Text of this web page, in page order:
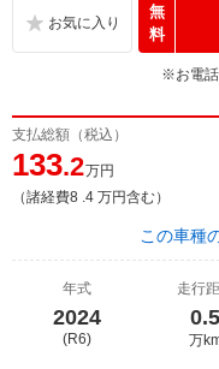
無
料
※お電話
支払総額（税込）
133.2万円
（諸経費8 .4 万円含む）
この車種
年式
2024
(R6)
走行
0.5
万